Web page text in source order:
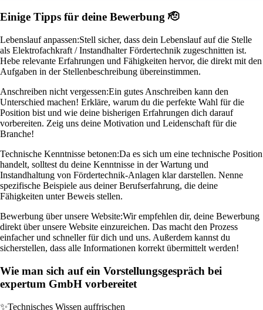
Einige Tipps für deine Bewerbung 🫡
Lebenslauf anpassen:Stell sicher, dass dein Lebenslauf auf die Stelle
als Elektrofachkraft / Instandhalter Fördertechnik zugeschnitten ist.
Hebe relevante Erfahrungen und Fähigkeiten hervor, die direkt mit den
Aufgaben in der Stellenbeschreibung übereinstimmen.
Anschreiben nicht vergessen:Ein gutes Anschreiben kann den
Unterschied machen! Erkläre, warum du die perfekte Wahl für die
Position bist und wie deine bisherigen Erfahrungen dich darauf
vorbereiten. Zeig uns deine Motivation und Leidenschaft für die
Branche!
Technische Kenntnisse betonen:Da es sich um eine technische Position
handelt, solltest du deine Kenntnisse in der Wartung und
Instandhaltung von Fördertechnik-Anlagen klar darstellen. Nenne
spezifische Beispiele aus deiner Berufserfahrung, die deine
Fähigkeiten unter Beweis stellen.
Bewerbung über unsere Website:Wir empfehlen dir, deine Bewerbung
direkt über unsere Website einzureichen. Das macht den Prozess
einfacher und schneller für dich und uns. Außerdem kannst du
sicherstellen, dass alle Informationen korrekt übermittelt werden!
Wie man sich auf ein Vorstellungsgespräch bei
expertum GmbH vorbereitet
✨Technisches Wissen auffrischen